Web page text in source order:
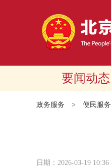
要闻动态
政务服务 > 便民服务
日期：2026-03-19 10:36